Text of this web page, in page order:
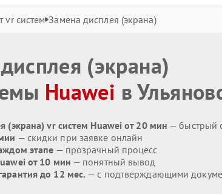
vr систем Замена дисплея (экрана)
(экрана)
Huawei в
(экрана) vr систем Huawei от 20 мин — быстрый
— скидки при заявке онлайн
этапе — прозрачный процесс
от 10 мин — понятный вывод
до 12 мес. — с подтверждающими